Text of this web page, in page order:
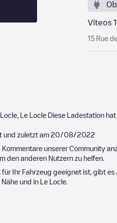
Viteos
15 Rue
Locle Le Locle Diese Ladestation
und zuletzt am 20/08/2022
unserer Community
den anderen Nutzern zu helfen.
für Ihr Fahrzeug geeignet ist, gibt
Nähe und in Le Locle